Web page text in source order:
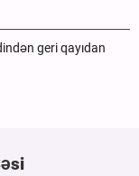
geri qayıdan